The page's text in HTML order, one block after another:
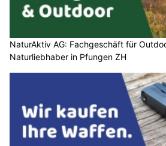
NaturAktiv AG: Fachgeschäft für
Naturliebhaber in Pfungen ZH